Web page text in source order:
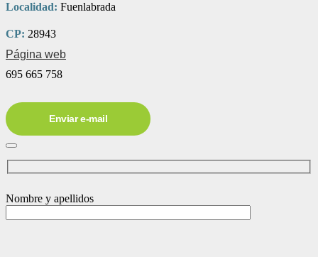
Localidad: Fuenlabrada
CP: 28943
Página web
695 665 758
Enviar e-mail
Nombre y apellidos